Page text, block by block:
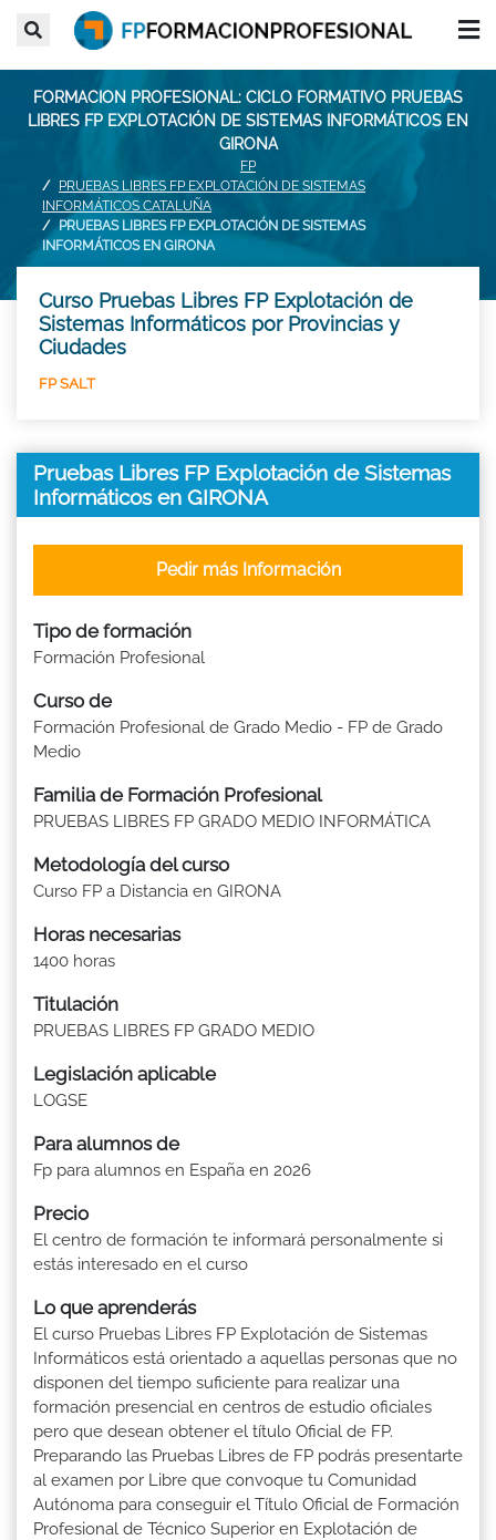
FORMACION PROFESIONAL: CICLO FORMATIVO PRUEBAS
LIBRES FP EXPLOTACIÓN DE SISTEMAS INFORMÁTICOS EN
GIRONA
FP
PRUEBAS LIBRES FP EXPLOTACIÓN DE SISTEMAS
INFORMÁTICOS CATALUÑA
PRUEBAS LIBRES FP EXPLOTACIÓN DE SISTEMAS
INFORMÁTICOS EN GIRONA
Curso Pruebas Libres FP Explotación de
Sistemas Informáticos por Provincias y
Ciudades
FP SALT
Pruebas Libres FP Explotación de Sistemas
Informáticos en GIRONA
Tipo de formación
Formación Profesional
Curso de
Formación Profesional de Grado Medio - FP de Grado
Medio
Familia de Formación Profesional
PRUEBAS LIBRES FP GRADO MEDIO INFORMÁTICA
Metodología del curso
Curso FP a Distancia en GIRONA
Horas necesarias
1400 horas
Titulación
PRUEBAS LIBRES FP GRADO MEDIO
Legislación aplicable
LOGSE
Para alumnos de
Fp para alumnos en España en 2026
Precio
El centro de formación te informará personalmente si
estás interesado en el curso
Pedir más Información
Lo que aprenderás
El curso Pruebas Libres FP Explotación de Sistemas
Informáticos está orientado a aquellas personas que no
disponen del tiempo suficiente para realizar una
formación presencial en centros de estudio oficiales
pero que desean obtener el título Oficial de FP.
Preparando las Pruebas Libres de FP podrás presentarte
al examen por Libre que convoque tu Comunidad
Autónoma para conseguir el Título Oficial de Formación
Profesional de Técnico Superior en Explotación de